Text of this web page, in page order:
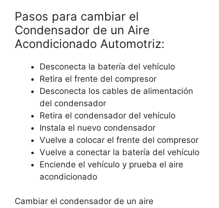
Pasos para cambiar el
Condensador de un Aire
Acondicionado Automotriz:
Desconecta la batería del vehículo
Retira el frente del compresor
Desconecta los cables de alimentación
del condensador
Retira el condensador del vehículo
Instala el nuevo condensador
Vuelve a colocar el frente del compresor
Vuelve a conectar la batería del vehículo
Enciende el vehículo y prueba el aire
acondicionado
Cambiar el condensador de un aire